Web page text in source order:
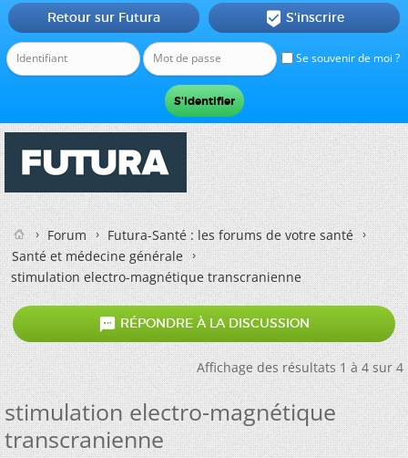
Se souvenir de moi ?
Retour sur Futura  S'inscrire
Forum
Futura-Santé : les forums de votre santé
Santé et médecine générale
stimulation electro-magnétique transcranienne
 RÉPONDRE À LA DISCUSSION
Affichage des résultats 1 à 4 sur 4
stimulation electro-magnétique
transcranienne